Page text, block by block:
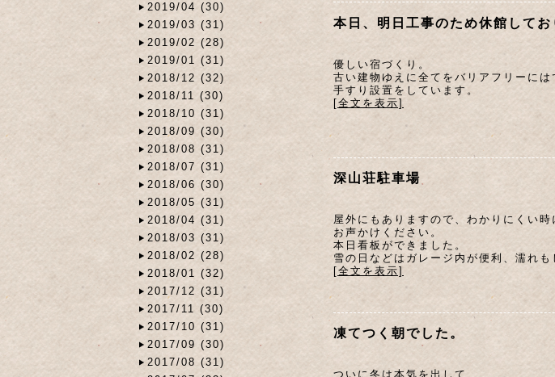
本日、明日工事のため休館してお
優しい宿づくり。
古い建物ゆえに全てをバリアフリーには
手すり設置をしています。
[全文を表示]
深山荘駐車場
屋外にもありますので、わかりにくい時
お声かけください。
本日看板ができました。
雪の日などはガレージ内が便利、濡れ
[全文を表示]
凍てつく朝でした。
ついに冬は本気を出して
2019/04 (30)
2019/03 (31)
2019/02 (28)
2019/01 (31)
2018/12 (32)
2018/11 (30)
2018/10 (31)
2018/09 (30)
2018/08 (31)
2018/07 (31)
2018/06 (30)
2018/05 (31)
2018/04 (31)
2018/03 (31)
2018/02 (28)
2018/01 (32)
2017/12 (31)
2017/11 (30)
2017/10 (31)
2017/09 (30)
2017/08 (31)